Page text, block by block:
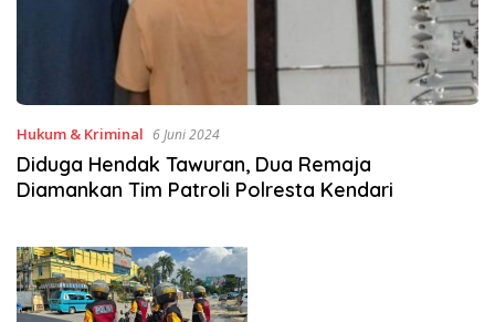
Hukum & Kriminal 6 Juni 2024
Diduga Hendak Tawuran, Dua Remaja
Diamankan Tim Patroli Polresta Kendari